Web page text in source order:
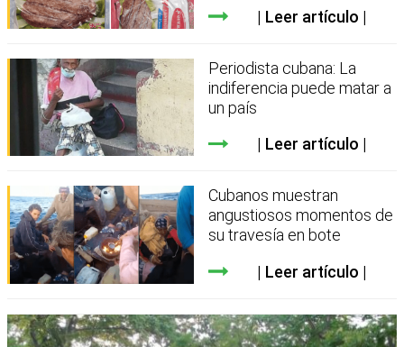
Leer artículo
Periodista cubana: La
indiferencia puede matar a
un país
Leer artículo
Cubanos muestran
angustiosos momentos de
su travesía en bote
Leer artículo